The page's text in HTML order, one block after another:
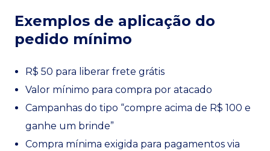
Exemplos de aplicação do
pedido mínimo
R$ 50 para liberar frete grátis
Valor mínimo para compra por atacado
Campanhas do tipo “compre acima de R$ 100 e
ganhe um brinde”
Compra mínima exigida para pagamentos via